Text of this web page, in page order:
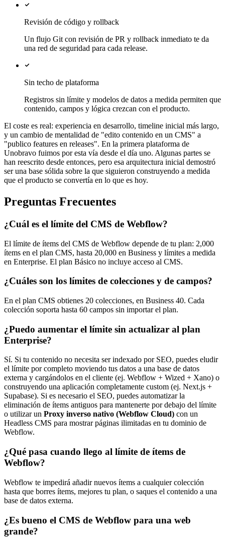
Revisión de código y rollback
Un flujo Git con revisión de PR y rollback inmediato te da
una red de seguridad para cada release.
Sin techo de plataforma
Registros sin límite y modelos de datos a medida permiten que
contenido, campos y lógica crezcan con el producto.
El coste es real: experiencia en desarrollo, timeline inicial más largo,
y un cambio de mentalidad de "edito contenido en un CMS" a
"publico features en releases". En la primera plataforma de
Unobravo fuimos por esta vía desde el día uno. Algunas partes se
han reescrito desde entonces, pero esa arquitectura inicial demostró
ser una base sólida sobre la que siguieron construyendo a medida
que el producto se convertía en lo que es hoy.
Preguntas Frecuentes
¿Cuál es el límite del CMS de Webflow?
El límite de ítems del CMS de Webflow depende de tu plan: 2,000
ítems en el plan CMS, hasta 20,000 en Business y límites a medida
en Enterprise. El plan Básico no incluye acceso al CMS.
¿Cuáles son los límites de colecciones y de campos?
En el plan CMS obtienes 20 colecciones, en Business 40. Cada
colección soporta hasta 60 campos sin importar el plan.
¿Puedo aumentar el límite sin actualizar al plan
Enterprise?
Sí. Si tu contenido no necesita ser indexado por SEO, puedes eludir
el límite por completo moviendo tus datos a una base de datos
externa y cargándolos en el cliente (ej. Webflow + Wized + Xano) o
construyendo una aplicación completamente custom (ej. Next.js +
Supabase). Si es necesario el SEO, puedes automatizar la
eliminación de ítems antiguos para mantenerte por debajo del límite
o utilizar un Proxy inverso nativo (Webflow Cloud) con un
Headless CMS para mostrar páginas ilimitadas en tu dominio de
Webflow.
¿Qué pasa cuando llego al límite de ítems de
Webflow?
Webflow te impedirá añadir nuevos ítems a cualquier colección
hasta que borres ítems, mejores tu plan, o saques el contenido a una
base de datos externa.
¿Es bueno el CMS de Webflow para una web
grande?